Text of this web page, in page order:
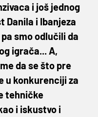
i još jednog
Danila i Ibanjeza
smo odlučili da
igrača... A,
da se što pre
u konkurenciji za
tehničke
i iskustvo i